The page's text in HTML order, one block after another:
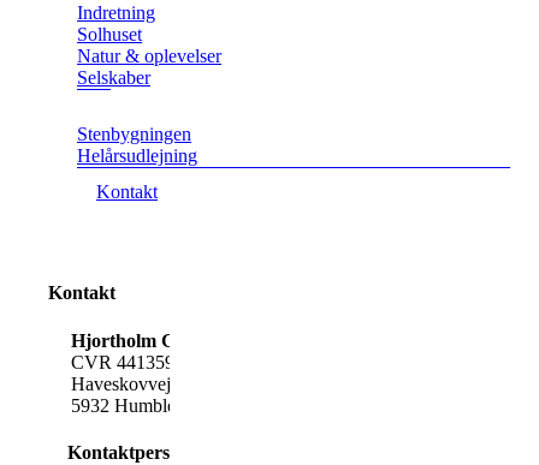
Indretning
Solhuset
Natur & oplevelser
Selskaber
Stenbygningen
Helårsudlejning
Kontakt
Kontakt
Hjortholm Gods
CVR 44135906
Haveskovvej 17
5932 Humble
Kontaktpersoner: